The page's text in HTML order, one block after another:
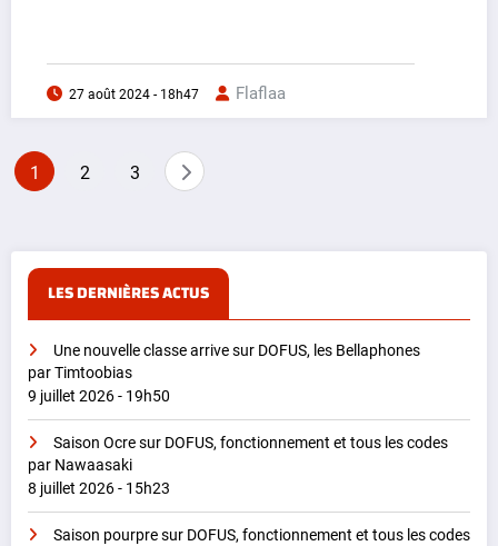
27 août 2024 - 18h47 Flaflaa
Pagination
1 2 3
LES DERNIÈRES ACTUS
Une nouvelle classe arrive sur DOFUS, les Bellaphones
par Timtoobias
9 juillet 2026 - 19h50
Saison Ocre sur DOFUS, fonctionnement et tous les codes
par Nawaasaki
8 juillet 2026 - 15h23
Saison pourpre sur DOFUS, fonctionnement et tous les codes